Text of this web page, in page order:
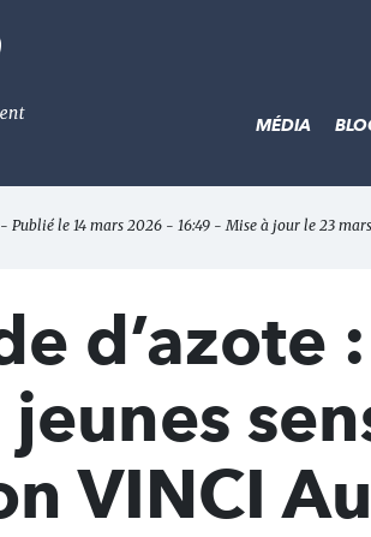
MÉDIA
- Publié le 14 mars 2026 - 16:49 - Mise à jour le 23
d’azote
VINCI